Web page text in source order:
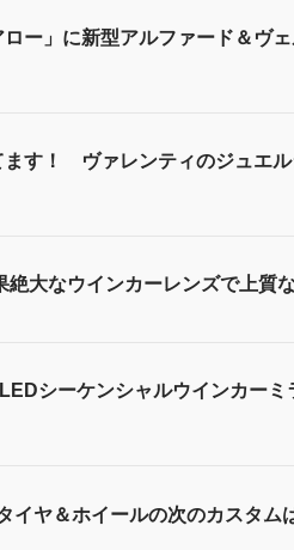
ー」に新型アルファード＆ヴ
す！ ヴァレンティのジュエ
大なウインカーレンズで上質
シーケンシャルウインカーミ
ヤ＆ホイールの次のカスタム